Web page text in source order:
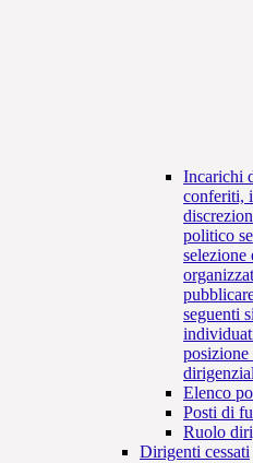
Incarichi
conferiti,
politico
seguenti
Elenco
Posti di
Ruolo
Dirigenti cessati